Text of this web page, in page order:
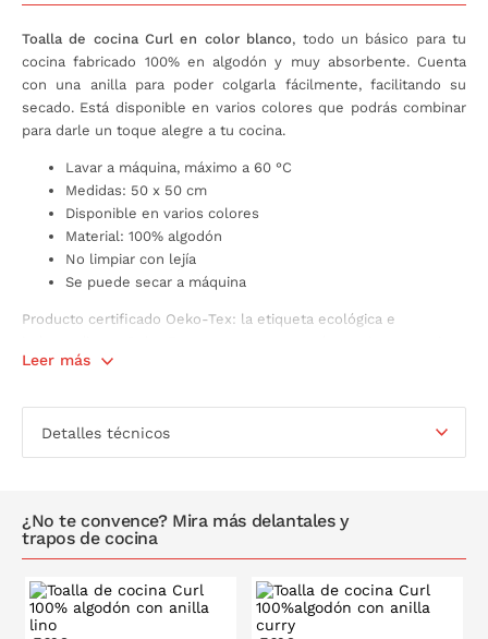
Toalla de cocina Curl en color blanco, todo un básico para tu
cocina fabricado 100% en algodón y muy absorbente. Cuenta
con una anilla para poder colgarla fácilmente, facilitando su
secado. Está disponible en varios colores que podrás combinar
para darle un toque alegre a tu cocina.
Lavar a máquina, máximo a 60 °C
Medidas: 50 x 50 cm
Disponible en varios colores
Material: 100% algodón
No limpiar con lejía
Se puede secar a máquina
Producto certificado Oeko-Tex: la etiqueta ecológica e
tóxicas para el cuerpo y el medio ambiente.
Leer más
Detalles técnicos
¿No te convence? Mira más delantales y
trapos de cocina